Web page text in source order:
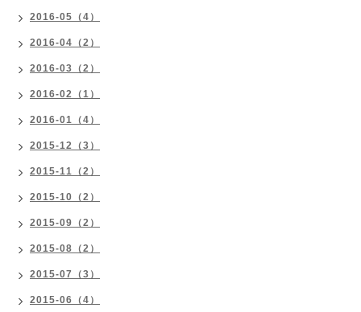
2016-05（4）
2016-04（2）
2016-03（2）
2016-02（1）
2016-01（4）
2015-12（3）
2015-11（2）
2015-10（2）
2015-09（2）
2015-08（2）
2015-07（3）
2015-06（4）